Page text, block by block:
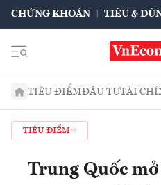
CHỨNG KHOÁN TIÊU &
TIÊU ĐIỂMĐẦU TƯTÀI
TIÊU ĐIỂM
Trung Quốc